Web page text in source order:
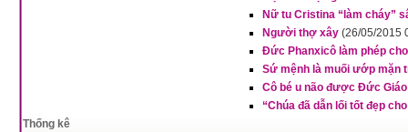
Nữ tu Cristina “làm cháy”
Người thợ xây (26/05/2015
Đức Phanxicô làm phép
Sứ mệnh là muối ướp mặn
Cô bé u não được Đức
“Chúa đã dẫn lối tốt đẹp
Thống kê